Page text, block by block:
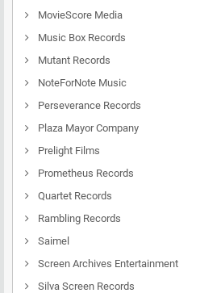
MovieScore Media
Music Box Records
Mutant Records
NoteForNote Music
Perseverance Records
Plaza Mayor Company
Prelight Films
Prometheus Records
Quartet Records
Rambling Records
Saimel
Screen Archives Entertainment
Silva Screen Records